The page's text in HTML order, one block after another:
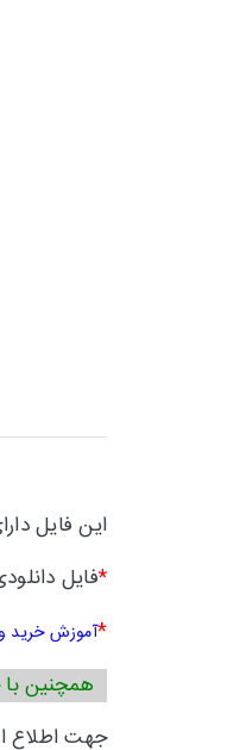
این فایل
*فایل
*آموزش خرید و
همچنین
جهت اطلاع